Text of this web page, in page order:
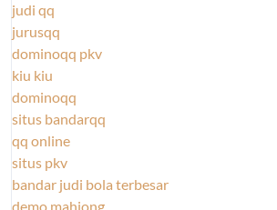
judi qq
jurusqq
dominoqq pkv
kiu kiu
dominoqq
situs bandarqq
qq online
situs pkv
bandar judi bola terbesar
demo mahjong